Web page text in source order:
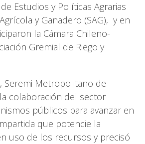
Estudios y Políticas Agrarias
y Ganadero (SAG), y en
la Cámara Chileno-
Gremial de Riego y
Seremi Metropolitano de
colaboración del sector
públicos para avanzar en
que potencie la
uso de los recursos y precisó